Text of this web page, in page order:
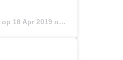
op 16 Apr 2019 om 5:44 (PDT)